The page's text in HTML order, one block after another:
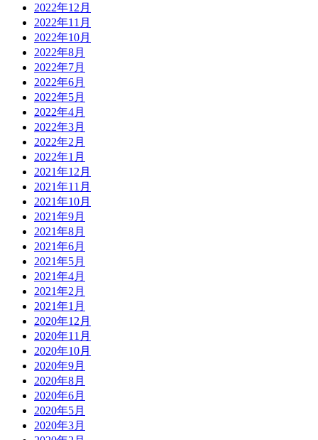
2022年12月
2022年11月
2022年10月
2022年8月
2022年7月
2022年6月
2022年5月
2022年4月
2022年3月
2022年2月
2022年1月
2021年12月
2021年11月
2021年10月
2021年9月
2021年8月
2021年6月
2021年5月
2021年4月
2021年2月
2021年1月
2020年12月
2020年11月
2020年10月
2020年9月
2020年8月
2020年6月
2020年5月
2020年3月